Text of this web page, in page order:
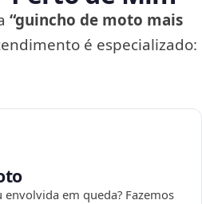
“guincho de moto mais
é especializado:
em queda? Fazemos